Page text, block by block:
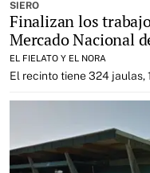
SIERO
Finalizan los
Mercado Nacional
EL FIELATO Y EL NORA
El recinto tiene 324 jaulas,